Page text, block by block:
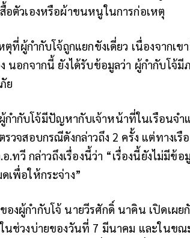
อตัวเองหรือผ้าขนหนูในการก่อเหตุ
ที่ผู้กำกับโจ้ถูกแยกขังเดี่ยว เนื่องจากเข
นอกจากนี้ ยังได้รับข้อมูลว่า ผู้กำกับโจ้
ย
ำกับโจ้มีปัญหากับเจ้าหน้าที่ในเรือนจำแ
รวจสอบกรณีดังกล่าวถึง 2 ครั้ง แต่ทางเ
.ทวี กล่าวถึงเรื่องนี้ว่า “เรื่องนี้ยังไม่มีข้
เพื่อให้กระจ่าง”
งผู้กำกับโจ้ นายวีรศักดิ์ นาคิน เปิดเผย
ในช่วงบ่ายของวันที่ 7 มีนาคม และในข